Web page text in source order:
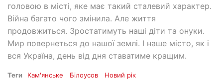
головою в місті, яке має такий сталевий характер.
Війна багато чого змінила. Але життя
продовжиться. Зростатимуть наші діти та онуки.
Мир повернеться до нашої землі. І наше місто, як і
вся Україна, день від дня ставатиме кращим.
Теги Кам'янське Білоусов Новий рік